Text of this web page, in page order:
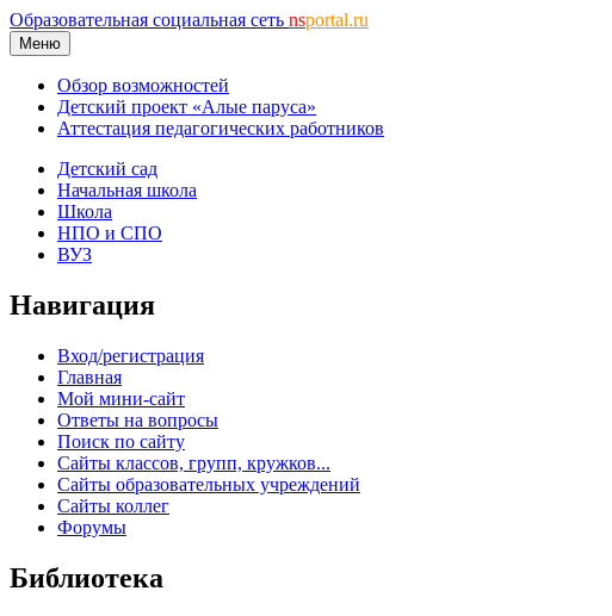
Образовательная социальная сеть nsportal.ru
Меню
Обзор возможностей
Детский проект «Алые паруса»
Аттестация педагогических работников
Детский сад
Начальная школа
Школа
НПО и СПО
ВУЗ
Навигация
Вход/регистрация
Главная
Мой мини-сайт
Ответы на вопросы
Поиск по сайту
Сайты классов, групп, кружков...
Сайты образовательных учреждений
Сайты коллег
Форумы
Библиотека